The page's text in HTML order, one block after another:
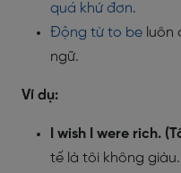
quá khứ đơn.
Động từ to be luôn
ngữ.
Ví dụ:
I wish I were rich.
tế là tôi không giàu.